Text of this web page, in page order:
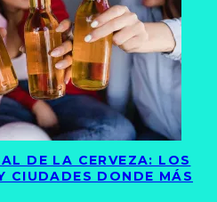
DE LA CERVEZA: LOS
CIUDADES DONDE MÁS